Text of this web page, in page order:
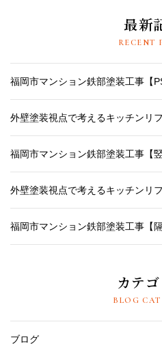
最新
RECENT
福岡市マンション鉄部塗装工事【
外壁塗装視点で考えるキッチンリ
福岡市マンション鉄部塗装工事【竪
外壁塗装視点で考えるキッチンリ
福岡市マンション鉄部塗装工事【隔
カテ
BLOG
ブログ